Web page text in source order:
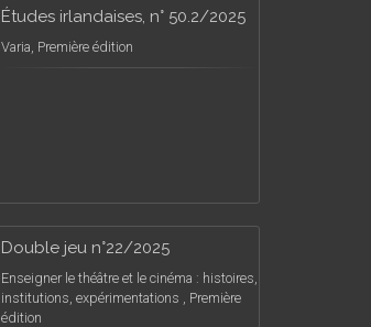
Études irlandaises, n° 50.2/2025
Varia, Première édition
Double jeu n°22/2025
Enseigner le théâtre et le cinéma : histoires,
institutions, expérimentations , Première
édition